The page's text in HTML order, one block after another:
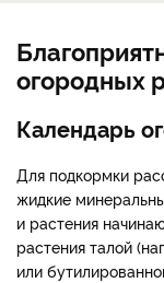
огородных
Календарь
Для подкормки
жидкие
и растения
растения талой
или